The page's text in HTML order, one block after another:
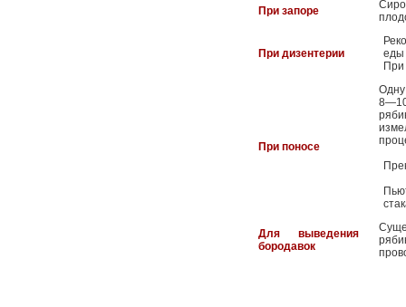
При запоре
При дизентерии
еды
При поносе
Одну
Для выведения
бородавок